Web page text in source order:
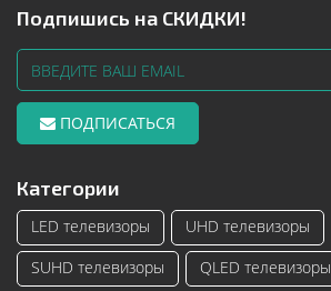
Подпишись на СКИДКИ!
ПОДПИСАТЬСЯ
Категории
LED телевизоры
UHD телевизоры
SUHD телевизоры
QLED телевизоры